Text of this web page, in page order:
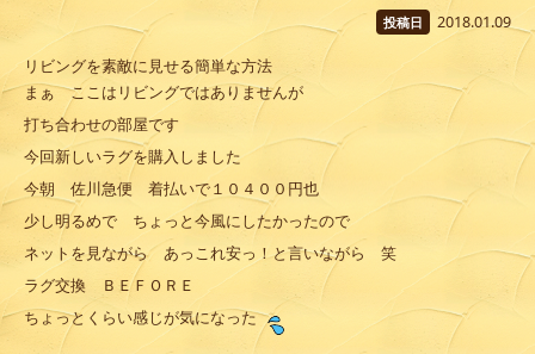
投稿日 2018.01.09
リビングを素敵に見せる簡単な方法
まぁ ここはリビングではありませんが
打ち合わせの部屋です
今回新しいラグを購入しました
今朝 佐川急便 着払いで１０４００円也
少し明るめで ちょっと今風にしたかったので
ネットを見ながら あっこれ安っ！と言いながら 笑
ラグ交換 ＢＥＦＯＲＥ
ちょっとくらい感じが気になった